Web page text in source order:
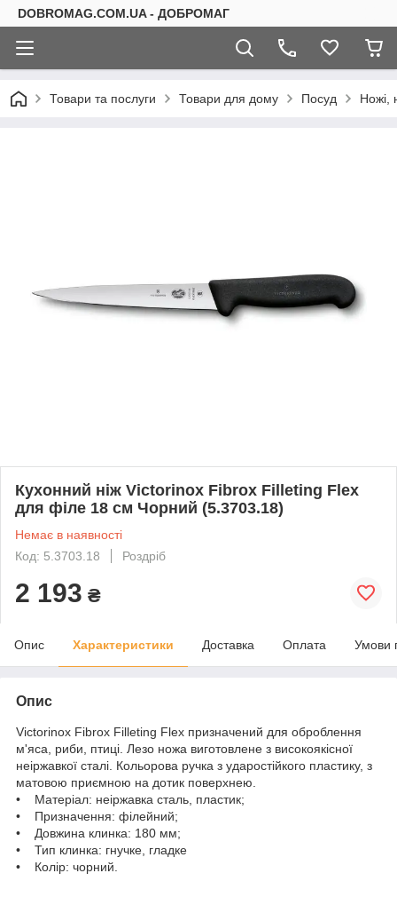
DOBROMAG.COM.UA - ДОБРОМАГ
Товари та послуги Товари для дому Посуд Ножі,
Кухонний ніж Victorinox Fibrox Filleting Flex
для філе 18 см Чорний (5.3703.18)
Немає в наявності
Код: 5.3703.18
Роздріб
2 193 ₴
Опис Характеристики Доставка Оплата Умови
Опис
Victorinox Fibrox Filleting Flex призначений для оброблення
м'яса, риби, птиці. Лезо ножа виготовлене з високоякісної
неіржавкої сталі. Кольорова ручка з ударостійкого пластику, з
матовою приємною на дотик поверхнею.
• Матеріал: неіржавка сталь, пластик;
• Призначення: філейний;
• Довжина клинка: 180 мм;
• Тип клинка: гнучке, гладке
• Колір: чорний.